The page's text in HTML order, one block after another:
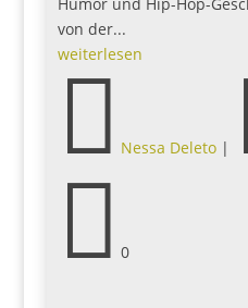
von der...
weiterlesen
 Nessa Deleto|
 0